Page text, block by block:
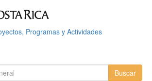
Programas y Actividades